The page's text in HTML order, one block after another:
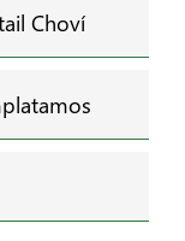
Choví